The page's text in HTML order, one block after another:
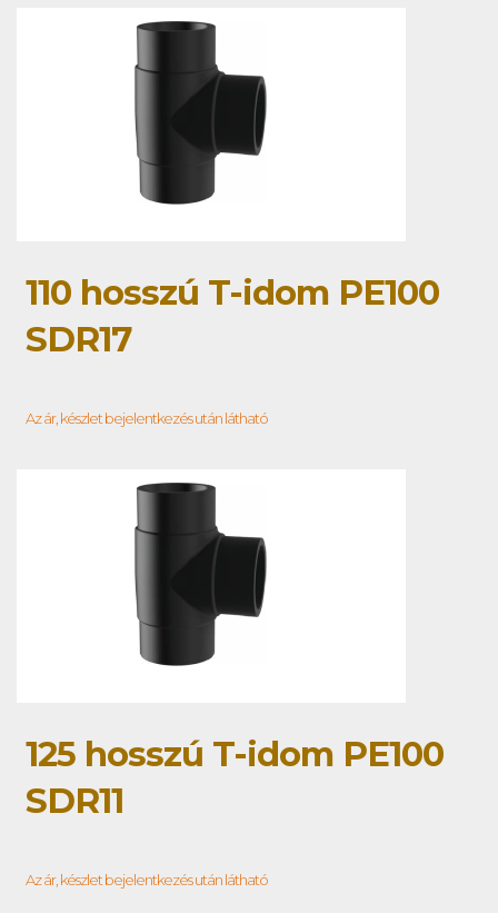
110 hosszú T-idom PE100
SDR17
Az ár, készlet bejelentkezés után látható
125 hosszú T-idom PE100
SDR11
Az ár, készlet bejelentkezés után látható